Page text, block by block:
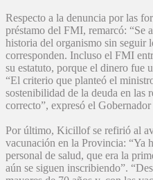
Respecto a la denuncia por las
préstamo del FMI, remarcó: “Se
historia del organismo sin seguir
corresponden. Incluso el FMI
su estatuto, porque el dinero fue
“El criterio que planteó el
sostenibilidad de la deuda en las
correcto”, expresó el Gobernador
Por último, Kicillof se refirió al
vacunación en la Provincia: “Ya
personal de salud, que era la
aún se siguen inscribiendo”.